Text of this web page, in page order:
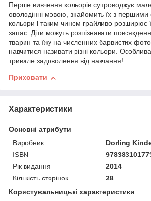
Перше вивчення кольорів супроводжує
оволодінні мовою, знайомить їх з
кольори і таким чином грайливо розширює
запас. Діти можуть розпізнавати
тварин та їжу на численних барвистих
навчитися називати різні кольори.
тривале задоволення від навчання!
Приховати
Характеристики
Основні атрибути
Виробник
Dorling
ISBN
Рік видання
2014
Кількість сторінок
28
Користувальницькі характеристики